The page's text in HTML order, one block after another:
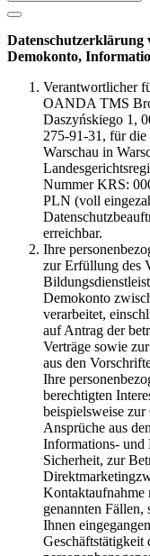
Demokonto,
Verantwortlicher
OANDA TMS
Daszyńskiego 1,
275-91-31, für
Warschau in
Nummer KRS:
PLN (voll
erreichbar.
Ihre
zur Erfüllung des
Demokonto
verarbeitet,
auf Antrag der
Verträge sowie
aus den
Ihre
berechtigten
beispielsweise
Ansprüche aus
Informations- und
Sicherheit, zur
Kontaktaufnahme
genannten Fällen,
Ihnen
Geschäftstätigkeit